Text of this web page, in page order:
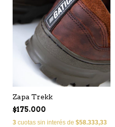
Zapa Trekk
$175.000
3 cuotas sin interés de $58.333,33